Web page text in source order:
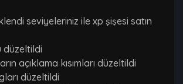
seviyeleriniz ile xp şişesi satın
düzeltildi
açıklama kısımları düzeltildi
düzeltildi